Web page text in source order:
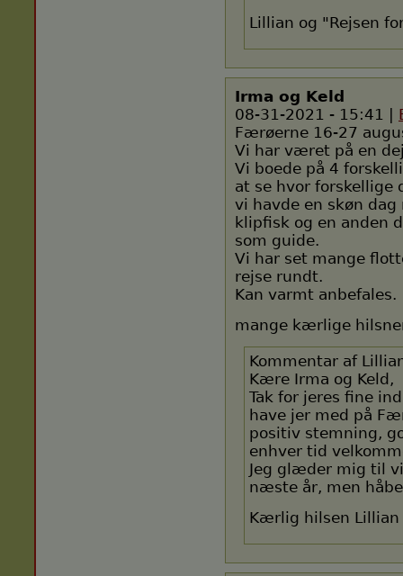
Lillian og "Rejsen
Irma og Keld
08-31-2021 - 15:41 |
Færøerne 16-27
Vi har været på en
Vi boede på 4
at se hvor forskellige
vi havde en skøn
klipfisk og en anden
som guide.
Vi har set mange
rejse rundt.
Kan varmt anbefales.
mange kærlige
Kommentar af
Kære Irma og Keld,
Tak for jeres fine
have jer med på
positiv stemning,
enhver tid
Jeg glæder mig til
næste år, men
Kærlig hilsen Lillian